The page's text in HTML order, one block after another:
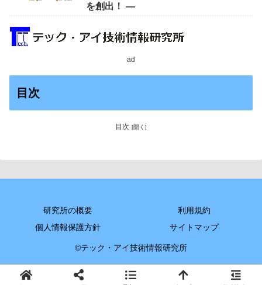
を創出！ ―
ad
目次
目次
研究所の概要
利用規約
個人情報保護方針
サイトマップ
©テック・アイ技術情報研究所